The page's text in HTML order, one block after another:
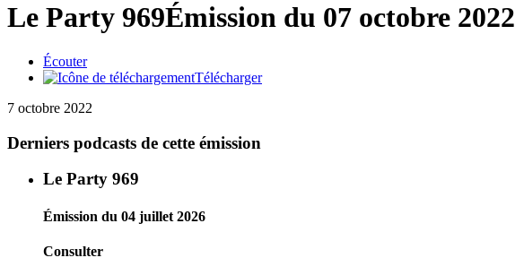
Le Party 969Émission du 07 octobre 2022
Écouter
Télécharger
7 octobre 2022
Derniers podcasts de cette émission
Le Party 969
Émission du 04 juillet 2026
Consulter